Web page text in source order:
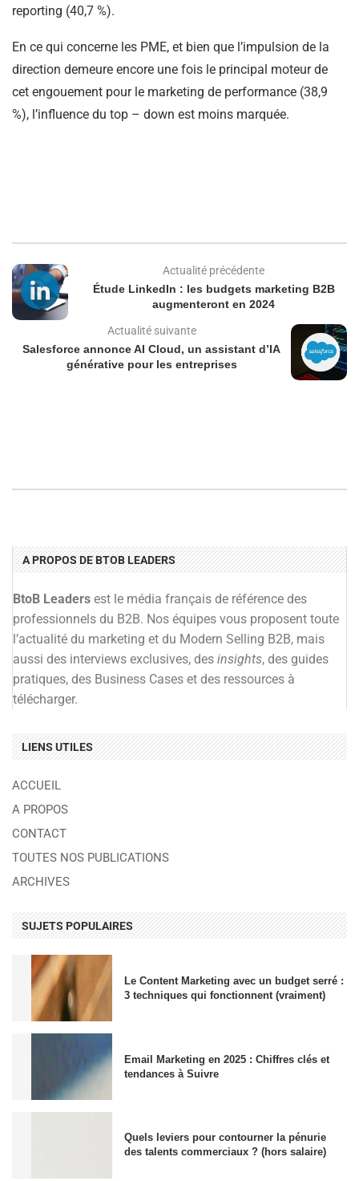
reporting (40,7 %).
En ce qui concerne les PME, et bien que l’impulsion de la
direction demeure encore une fois le principal moteur de
cet engouement pour le marketing de performance (38,9
%), l’influence du top – down est moins marquée.
Actualité précédente
Étude LinkedIn : les budgets marketing B2B
augmenteront en 2024
Actualité suivante
Salesforce annonce AI Cloud, un assistant d’IA
générative pour les entreprises
A PROPOS DE BTOB LEADERS
BtoB Leaders est le média français de référence des
professionnels du B2B. Nos équipes vous proposent toute
l’actualité du marketing et du Modern Selling B2B, mais
aussi des interviews exclusives, des insights, des guides
pratiques, des Business Cases et des ressources à
télécharger.
LIENS UTILES
ACCUEIL
A PROPOS
CONTACT
TOUTES NOS PUBLICATIONS
ARCHIVES
SUJETS POPULAIRES
Le Content Marketing avec un budget serré :
3 techniques qui fonctionnent (vraiment)
Email Marketing en 2025 : Chiffres clés et
tendances à Suivre
Quels leviers pour contourner la pénurie
des talents commerciaux ? (hors salaire)